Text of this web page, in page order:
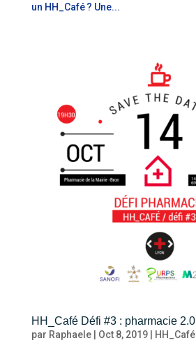
un HH_Café ? Une...
HH_Café Défi #3 : pharmacie 2.0
par Raphaele| Oct 8, 2019| HH_Café